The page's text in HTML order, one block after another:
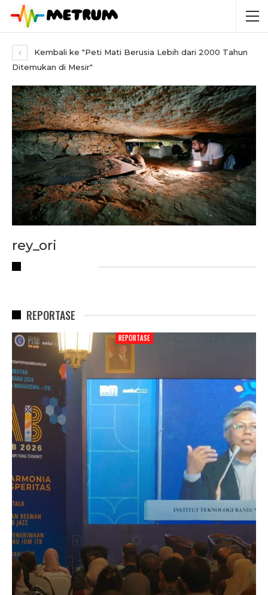
Kembali ke "Peti Mati Berusia Lebih dari 2000 Tahun
Ditemukan di Mesir"
rey_ori
REPORTASE
REPORTASE